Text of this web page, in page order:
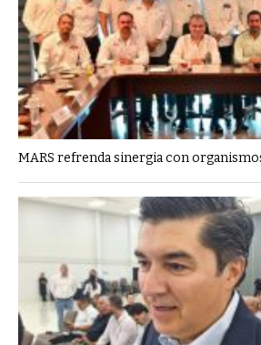
MARS refrenda sinergia con